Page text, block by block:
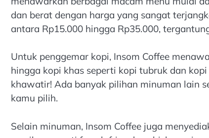
dan berat dengan harga yang sangat
antara Rp15.000 hingga Rp35.000,
Untuk penggemar kopi, Insom Coffee
hingga kopi khas seperti kopi tubruk dan
khawatir! Ada banyak pilihan minuman lain
kamu pilih.
Selain minuman, Insom Coffee juga